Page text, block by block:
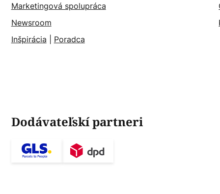
Marketingová spolupráca
Newsroom
Inšpirácia
Poradca
Dodávateľskí partneri